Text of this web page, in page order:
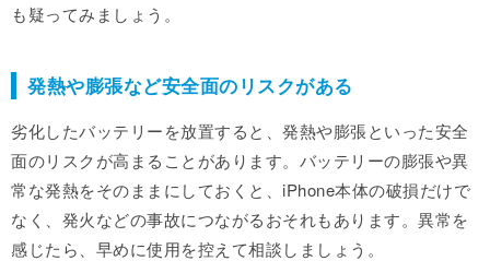
も疑ってみましょう。
発熱や膨張など安全面のリスクがある
劣化したバッテリーを放置すると、発熱や膨張といった安全
面のリスクが高まることがあります。バッテリーの膨張や異
常な発熱をそのままにしておくと、iPhone本体の破損だけで
なく、発火などの事故につながるおそれもあります。異常を
感じたら、早めに使用を控えて相談しましょう。